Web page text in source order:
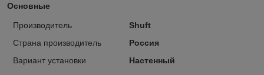
Основные
Производитель
Shuft
Страна производитель
Россия
Вариант установки
Настенный